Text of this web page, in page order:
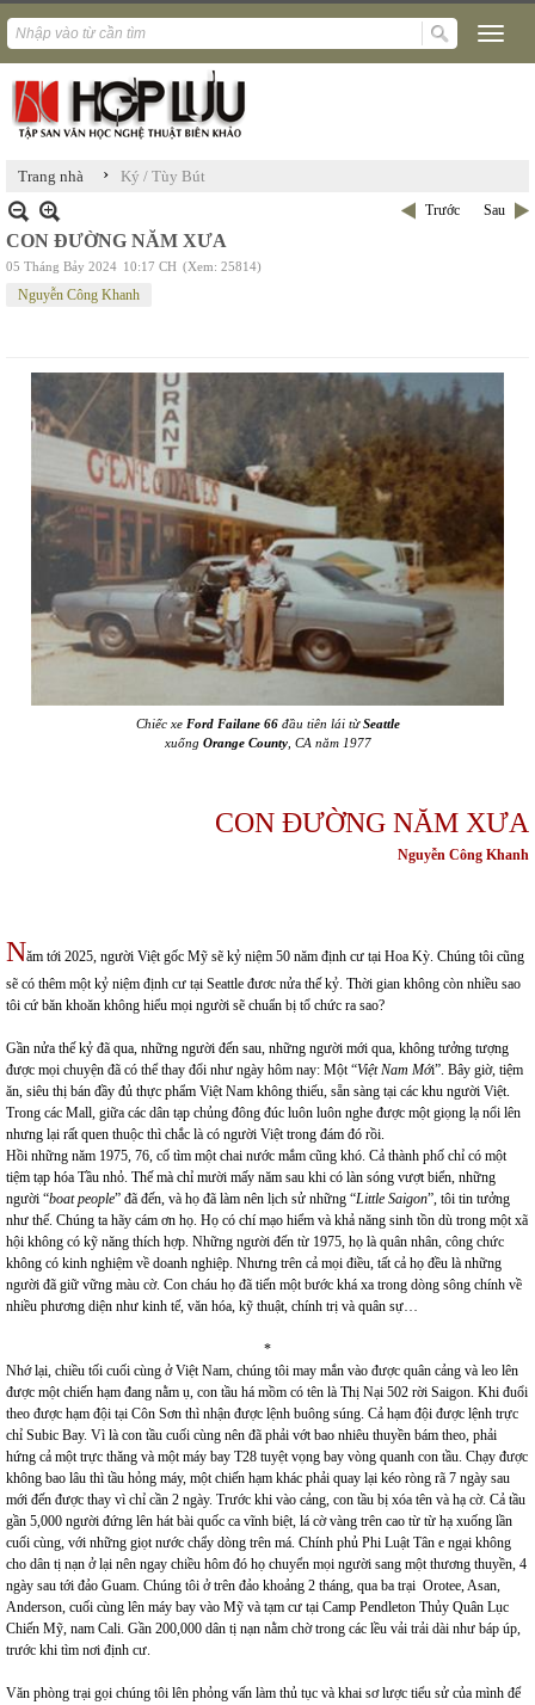
Trang nhà › Ký / Tùy Bút
Trước Sau
CON ĐƯỜNG NĂM XƯA
05 Tháng Bảy 2024 10:17 CH (Xem: 25814)
Nguyễn Công Khanh
Chiếc xe Ford Failane 66đầu tiên lái từSeattle
xuống Orange County, CA năm 1977
CON ĐƯỜNG NĂM XƯA
Nguyễn Công Khanh
Năm tới 2025, người Việt gốc Mỹ sẽ kỷ niệm 50 năm định cư tại Hoa Kỳ. Chúng tôi cũng
sẽ có thêm một kỷ niệm định cư tại Seattle đươc nửa thế kỷ. Thời gian không còn nhiều sao
tôi cứ băn khoăn không hiểu mọi người sẽ chuẩn bị tổ chức ra sao?
Gần nửa thế kỷ đã qua, những người đến sau, những người mới qua, không tưởng tượng
được mọi chuyện đã có thể thay đổi như ngày hôm nay: Một “Việt Nam Mới”. Bây giờ, tiệm
ăn, siêu thị bán đầy đủ thực phẩm Việt Nam không thiếu, sẵn sàng tại các khu người Việt.
Trong các Mall, giữa các dân tạp chủng đông đúc luôn luôn nghe được một giọng lạ nổi lên
nhưng lại rất quen thuộc thì chắc là có người Việt trong đám đó rồi.
Hồi những năm 1975, 76, cố tìm một chai nước mắm cũng khó. Cả thành phố chỉ có một
tiệm tạp hóa Tầu nhỏ. Thế mà chỉ mười mấy năm sau khi có làn sóng vượt biển, những
người “boat people” đã đến, và họ đã làm nên lịch sử những “Little Saigon”, tôi tin tưởng
như thế. Chúng ta hãy cám ơn họ. Họ có chí mạo hiểm và khả năng sinh tồn dù trong một xã
hội không có kỹ năng thích hợp. Những người đến từ 1975, họ là quân nhân, công chức
không có kinh nghiệm về doanh nghiệp. Nhưng trên cả mọi điều, tất cả họ đều là những
người đã giữ vững màu cờ. Con cháu họ đã tiến một bước khá xa trong dòng sông chính về
nhiều phương diện như kinh tế, văn hóa, kỹ thuật, chính trị và quân sự…
*
Nhớ lại, chiều tối cuối cùng ở Việt Nam, chúng tôi may mắn vào được quân cảng và leo lên
được một chiến hạm đang nằm ụ, con tầu há mồm có tên là Thị Nại 502 rời Saigon. Khi đuổi
theo được hạm đội tại Côn Sơn thì nhận được lệnh buông súng. Cả hạm đội được lệnh trực
chỉ Subic Bay. Vì là con tầu cuối cùng nên đã phải vớt bao nhiêu thuyền bám theo, phải
hứng cả một trực thăng và một máy bay T28 tuyệt vọng bay vòng quanh con tầu. Chạy được
không bao lâu thì tầu hỏng máy, một chiến hạm khác phải quay lại kéo ròng rã 7 ngày sau
mới đến được thay vì chỉ cần 2 ngày. Trước khi vào cảng, con tầu bị xóa tên và hạ cờ. Cả tầu
gần 5,000 người đứng lên hát bài quốc ca vĩnh biệt, lá cờ vàng trên cao từ từ hạ xuống lần
cuối cùng, với những giọt nước chẩy dòng trên má. Chính phủ Phi Luật Tân e ngại không
cho dân tị nạn ở lại nên ngay chiều hôm đó họ chuyển mọi người sang một thương thuyền, 4
ngày sau tới đảo Guam. Chúng tôi ở trên đảo khoảng 2 tháng, qua ba trại Orotee, Asan,
Anderson, cuối cùng lên máy bay vào Mỹ và tạm cư tại Camp Pendleton Thủy Quân Lục
Chiến Mỹ, nam Cali. Gần 200,000 dân tị nạn nằm chờ trong các lều vải trải dài như báp úp,
trước khi tìm nơi định cư.
Văn phòng trại gọi chúng tôi lên phỏng vấn làm thủ tục và khai sơ lược tiểu sử của mình để